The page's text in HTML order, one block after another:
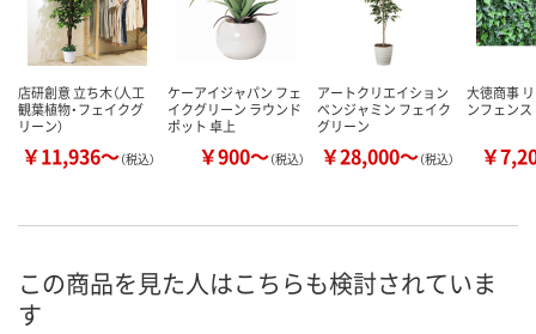
店研創意 立ち木（人工
観葉植物・フェイクグ
リーン）
￥11,936～（税込）
ケーアイジャパン フェ
イクグリーン ラウンド
ポット 卓上
￥900～（税込）
アートクリエイション
ベンジャミン フェイク
グリーン
￥28,000～（税込）
大徳商事
ンフェンス
￥
この商品を見た人はこちらも検討されていま
す